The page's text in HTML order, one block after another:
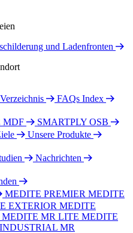
und Ladenfronten
FAQs Index
MDF SMARTPLY OSB
Unsere Produkte
Nachrichten
MEDITE PREMIER MEDITE
EXTERIOR MEDITE
MEDITE MR LITE MEDITE
MR